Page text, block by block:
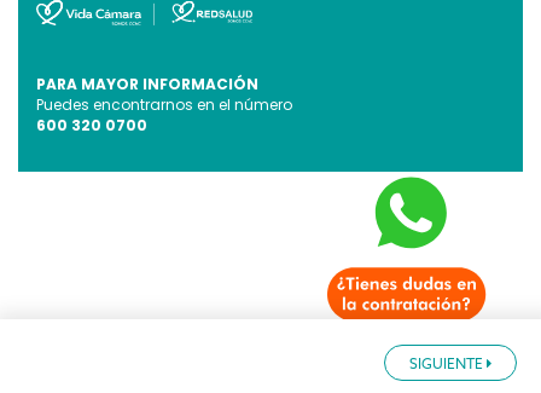
PARA MAYOR INFORMACIÓN
Puedes encontrarnos en el número
600 320 0700
SIGUIENTE